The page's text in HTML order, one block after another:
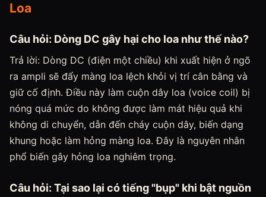
Loa
Câu hỏi: Dòng DC gây hại cho loa như thế nào?
Trả lời: Dòng DC (điện một chiều) khi xuất hiện ở ngõ
ra ampli sẽ đẩy màng loa lệch khỏi vị trí cân bằng và
giữ cố định. Điều này làm cuộn dây loa (voice coil) bị
nóng quá mức do không được làm mát hiệu quả khi
không di chuyển, dẫn đến cháy cuộn dây, biến dạng
khung hoặc làm hỏng màng loa. Đây là nguyên nhân
phổ biến gây hỏng loa nghiêm trọng.
Câu hỏi: Tại sao lại có tiếng "bụp" khi bật nguồn